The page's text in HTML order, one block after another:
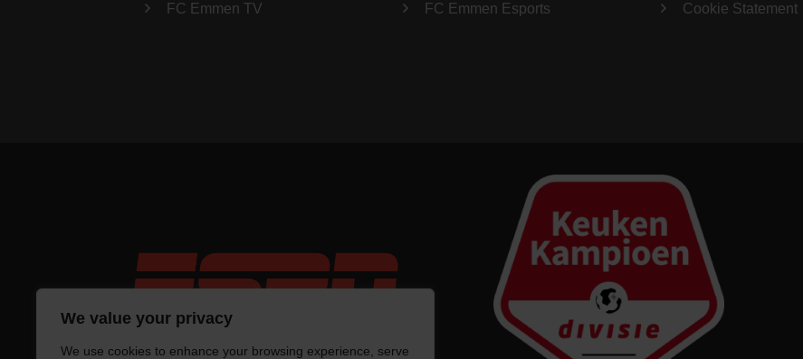
We value your privacy
We use cookies to enhance your browsing experience, serve
FC Emmen TV
FC Emmen Esports
Cookie Statement